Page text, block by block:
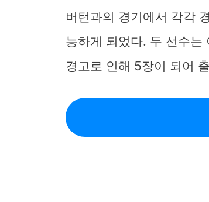
버턴과의 경기에서 각각
능하게 되었다. 두 선수는
경고로 인해 5장이 되어